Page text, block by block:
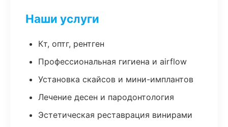
Наши услуги
Кт, оптг, рентген
Профессиональная гигиена и airflow
Установка скайсов и мини-имплантов
Лечение десен и пародонтология
Эстетическая реставрация винирами